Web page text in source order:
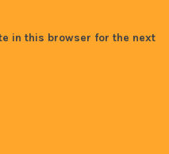
in this browser for the next